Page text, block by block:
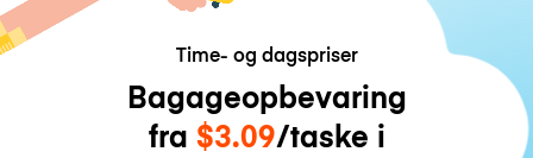
Time- og dagspriser
Bagageopbevaring
fra $3.09/taske i